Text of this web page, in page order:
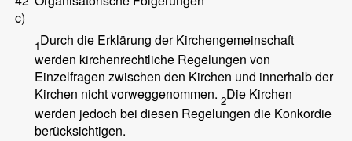
c)
1Durch die Erklärung der Kirchengemeinschaft
werden kirchenrechtliche Regelungen von
Einzelfragen zwischen den Kirchen und innerhalb der
Kirchen nicht vorweggenommen. 2Die Kirchen
werden jedoch bei diesen Regelungen die Konkordie
berücksichtigen.